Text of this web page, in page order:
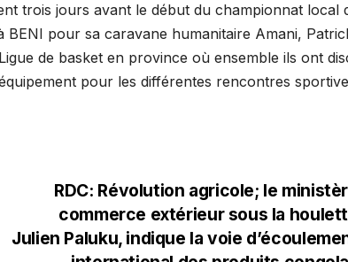
trois jours avant le début du championnat local
BENI pour sa caravane humanitaire Amani,
de basket en province où ensemble ils ont
pour les différentes rencontres
RDC: Révolution agricole; le
commerce extérieur sous la
Julien Paluku, indique la voie